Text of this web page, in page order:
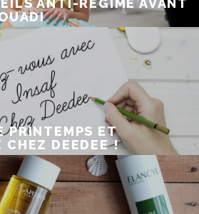
ANTI-RÉGIME AVANT
PRINTEMPS ET
CHEZ DEEDEE !